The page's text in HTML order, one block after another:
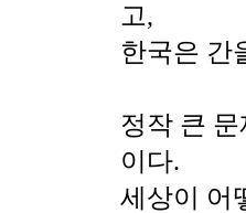
고,
한국은 간
정작 큰
이다.
세상이 어